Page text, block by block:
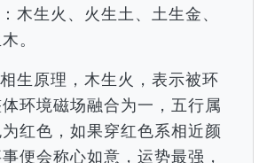
木生火、火生土、土生金、
。
生原理，木生火，表示被环
环境磁场融合为一，五行属
红色，如果穿红色系相近颜
便会称心如意，运势最强，